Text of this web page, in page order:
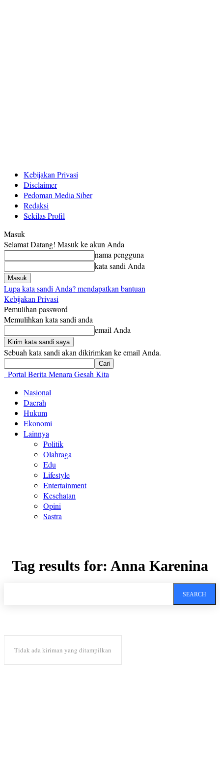
Kebijakan Privasi
Disclaimer
Pedoman Media Siber
Redaksi
Sekilas Profil
Masuk
Selamat Datang! Masuk ke akun Anda
nama pengguna
kata sandi Anda
Lupa kata sandi Anda? mendapatkan bantuan
Kebijakan Privasi
Pemulihan password
Memulihkan kata sandi anda
email Anda
Sebuah kata sandi akan dikirimkan ke email Anda.
Portal Berita Menara Gesah Kita
Nasional
Daerah
Hukum
Ekonomi
Lainnya
Politik
Olahraga
Edu
Lifestyle
Entertainment
Kesehatan
Opini
Sastra
Tag results for: Anna Karenina
SEARCH
Tidak ada kiriman yang ditampilkan